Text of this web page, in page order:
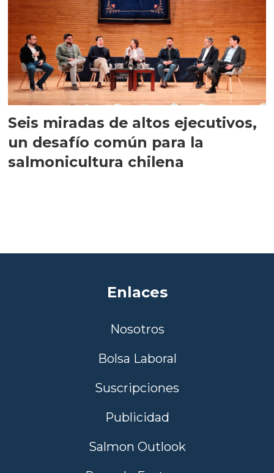
Seis miradas de altos ejecutivos,
un desafío común para la
salmonicultura chilena
Enlaces
Nosotros
Bolsa Laboral
Suscripciones
Publicidad
Salmon Outlook